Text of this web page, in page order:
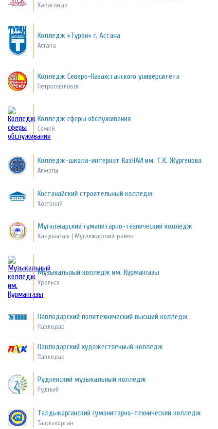
Караганда
Колледж «Туран» г. Астана
Астана
Колледж Северо-Казахстанского университета
Петропавловск
Колледж сферы обслуживания
Семей
Колледж-школа-интернат КазНАИ им. Т.К. Жургенова
Алматы
Костанайский строительный колледж
Костанай
Мугалжарский гуманитарно-технический колледж
Кандыагаш | Мугалжарский район
Музыкальный колледж им. Курмангазы
Уральск
Павлодарский политехнический высший колледж
Павлодар
Павлодарский художественный колледж
Павлодар
Рудненский музыкальный колледж
Рудный
Талдыкорганский гуманитарно-технический колледж
Талдыкорган